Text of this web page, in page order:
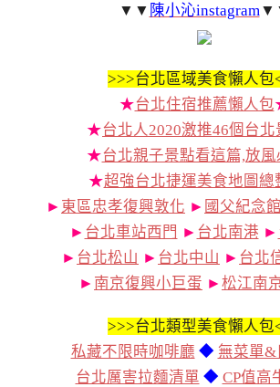
▼▼ 陳小沁instagram
>>>台北區域美食懶人包
★台北住宿推薦懶人包
★台北人2020激推46個台北
★台北親子景點看這篇,放風
★超強台北捷運美食地圖總
► 東區忠孝復興敦化 ► 國父紀念館
► 台北車站西門 ► 台北南港 ►
► 台北松山 ► 台北中山 ► 台北
► 南京復興小巨蛋 ► 松江南
>>>台北類型美食懶人包
私藏不限時咖啡廳 ◆ 無菜單&
台北厲害拉麵清單 ◆ CP值高